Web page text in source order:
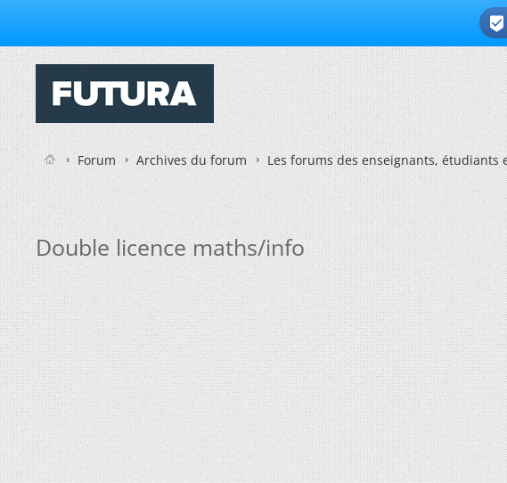

Forum Archives du forum Les forums des enseignants, étudiants
Double licence maths/info